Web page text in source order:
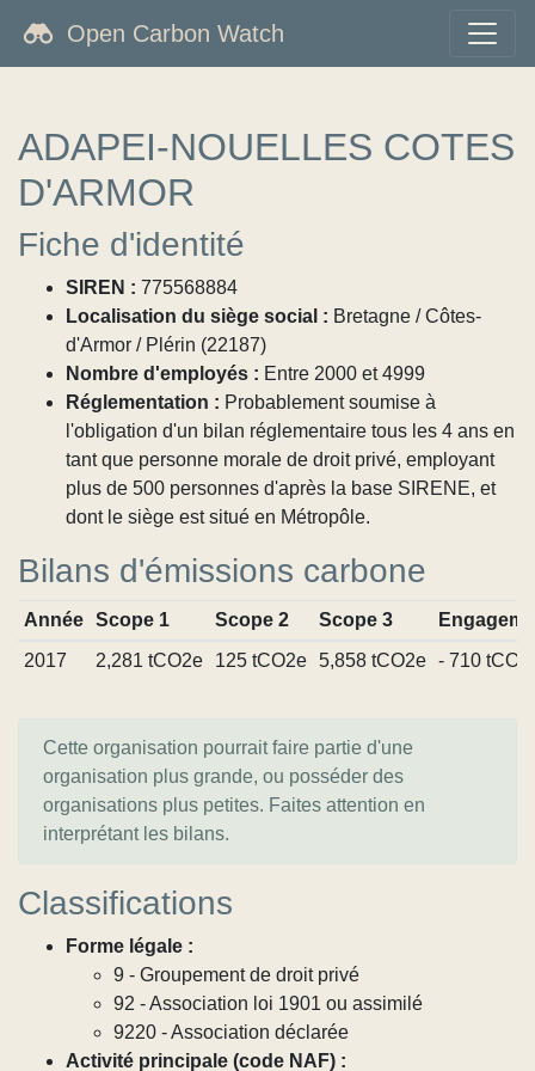
Open Carbon Watch
ADAPEI-NOUELLES COTES
D'ARMOR
Fiche d'identité
SIREN : 775568884
Localisation du siège social : Bretagne / Côtes-
d'Armor / Plérin (22187)
Nombre d'employés : Entre 2000 et 4999
Réglementation : Probablement soumise à
l'obligation d'un bilan réglementaire tous les 4 ans en
tant que personne morale de droit privé, employant
plus de 500 personnes d'après la base SIRENE, et
dont le siège est situé en Métropôle.
Bilans d'émissions carbone
Année Scope 1 Scope 2 Scope 3
2017
2,281 tCO2e 125 tCO2e 5,858 tCO2e - 710
Cette organisation pourrait faire partie d'une
organisation plus grande, ou posséder des
organisations plus petites. Faites attention en
interprétant les bilans.
Classifications
Forme légale :
9 - Groupement de droit privé
92 - Association loi 1901 ou assimilé
9220 - Association déclarée
Activité principale (code NAF) :